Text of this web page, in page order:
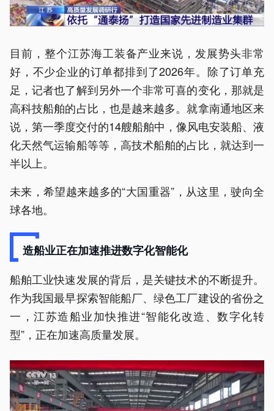
目前，整个江苏海工装备产业来说，发展势头非常
好，不少企业的订单都排到了2026年。除了订单充
足，记者也了解到另外一个非常可喜的变化，那就是
高科技船舶的占比，也是越来越多。就拿南通地区来
说，第一季度交付的14艘船舶中，像风电安装船、液
化天然气运输船等等，高技术船舶的占比，就达到一
半以上。
未来，希望越来越多的“大国重器”，从这里，驶向全
球各地。
造船业正在加速推进数字化智能化
船舶工业快速发展的背后，是关键技术的不断提升。
作为我国最早探索智能船厂、绿色工厂建设的省份之
一，江苏造船业加快推进“智能化改造、数字化转
型”，正在加速高质量发展。